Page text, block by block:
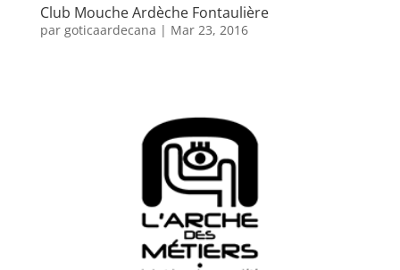
Club Mouche Ardèche Fontaulière
par goticaardecana | Mar 23, 2016